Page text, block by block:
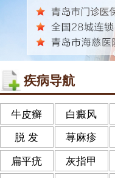
疾病导航
牛皮癣 白癜风
脱 发 荨麻疹
扁平疣 灰指甲